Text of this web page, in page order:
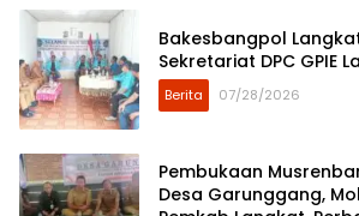
Bakesbangpol
Sekretariat DPC GPIE
Berita 07/28/2026
Pembukaan
Desa Garunggang,